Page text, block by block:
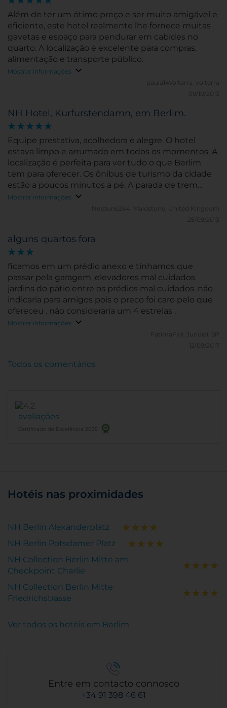
Além de ter um ótimo preço e ser muito amigável e
eficiente, este hotel realmente lhe fornece muitas
gavetas e espaço para pendurar em cabides no
quarto. A localização é excelente para compras,
alimentação e transporte público.
Mostrar informações
paula14Volterra.
volterra
09/10/2013
NH Hotel, Kurfurstendamn, em Berlim.
Equipe prestativa, acolhedora e alegre. O hotel
estava limpo e arrumado em todos os momentos. A
localização é perfeita para ver tudo o que Berlim
tem para oferecer. Os ônibus de turismo da cidade
estão a poucos minutos a pé. A parada de trem
Savigny fica a cerca de 7 minutos a pé. Um bom
restaurante é o Schwarz, cerca de 8 minutos a pé.
Mostrar informações
Neptune244.
Maidstone, United Kingdom
25/09/2013
alguns quartos fora
ficamos em um prédio anexo e tínhamos que
passar pela garagem ,elevadores mal cuidados
jardins do pátio entre os prédios mal cuidados .não
indicaria para amigos pois o preco foi caro pelo que
ofereceu . não consideraria um 4 estrelas .
Mostrar informações
FatimaFjdi.
Jundiaí, SP
12/09/2017
avaliações
Certificado de Excelência 2025
Todos os comentários
Hotéis nas proximidades
NH Berlin Alexanderplatz
NH Berlin Potsdamer Platz
NH Collection Berlin Mitte am
Checkpoint Charlie
NH Collection Berlin Mitte
Friedrichstrasse
Ver todos os hotéis em Berlim
Entre em contacto connosco
+34 91 398 46 61